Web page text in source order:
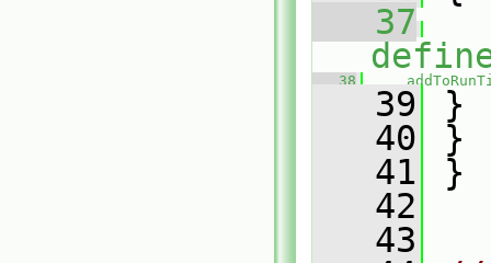
   37
   38
   39
}
   40
}
   41
}
   42
   43